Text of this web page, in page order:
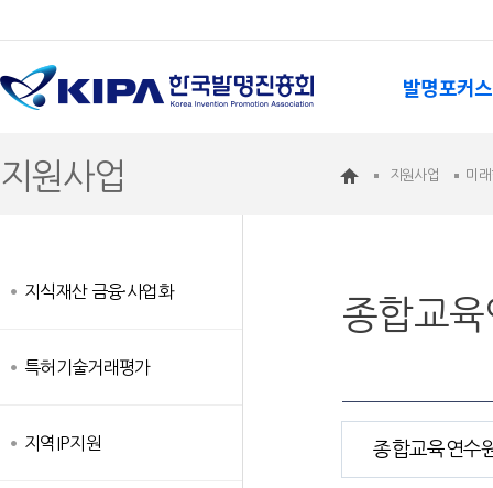
발명포커스
지원사업 지원사업 미
지식재산 금융·사업화
특허기술거래평가
지역IP지원
종합교
종합교육연수